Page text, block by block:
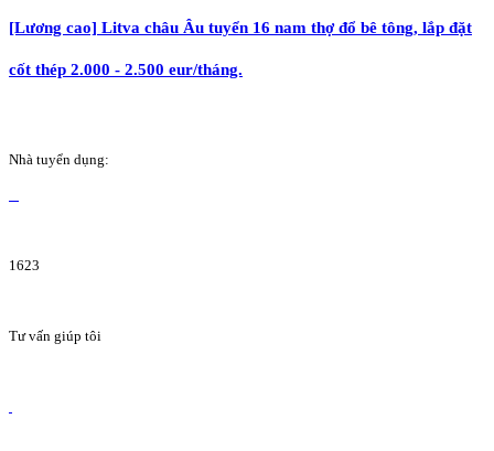
[Lương cao] Litva châu Âu tuyển 16 nam thợ đổ bê tông, lắp đặt
cốt thép 2.000 - 2.500 eur/tháng.
Nhà tuyển dụng:
1623
Tư vấn giúp tôi